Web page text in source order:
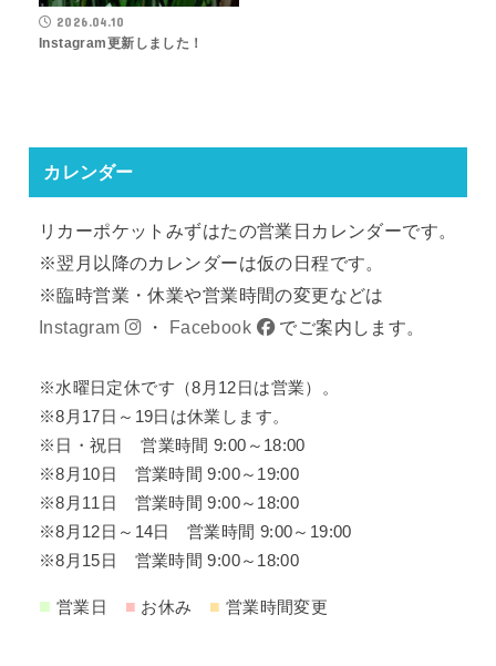
2026.04.10
Instagram更新しました！
カレンダー
リカーポケットみずはたの営業日カレンダーです。
※翌月以降のカレンダーは仮の日程です。
※臨時営業・休業や営業時間の変更などは
Instagram
・ Facebook でご案内します。
※水曜日定休です（8月12日は営業）。
※8月17日～19日は休業します。
※日・祝日 営業時間 9:00～18:00
※8月10日 営業時間 9:00～19:00
※8月11日 営業時間 9:00～18:00
※8月12日～14日 営業時間 9:00～19:00
※8月15日 営業時間 9:00～18:00
■ 営業日 ■ お休み ■ 営業時間変更